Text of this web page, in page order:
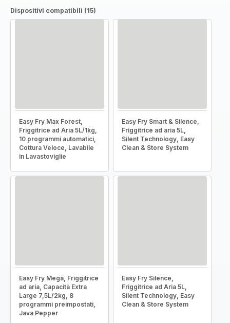
Dispositivi compatibili (15)
Easy Fry Max Forest,
Friggitrice ad Aria 5L/1kg,
10 programmi automatici,
Cottura Veloce, Lavabile
in Lavastoviglie
Easy Fry Smart & Silence,
Friggitrice ad aria 5L,
Silent Technology, Easy
Clean & Store System
Easy Fry Mega, Friggitrice
ad aria, Capacità Extra
Large 7,5L/2kg, 8
programmi preimpostati,
Java Pepper
Easy Fry Silence,
Friggitrice ad Aria 5L,
Silent Technology, Easy
Clean & Store System